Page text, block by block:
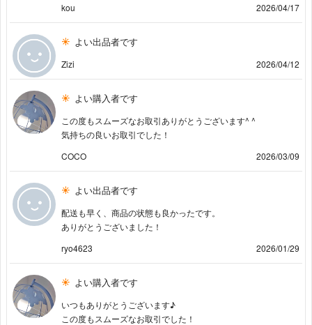
kou
2026/04/17
よい出品者です
Zizi 2026/04/12
よい購入者です
この度もスムーズなお取引ありがとうございます^ ^
気持ちの良いお取引でした！
COCO
2026/03/09
よい出品者です
配送も早く、商品の状態も良かったです。
ありがとうございました！
ryo4623
2026/01/29
よい購入者です
いつもありがとうございます♪
この度もスムーズなお取引でした！